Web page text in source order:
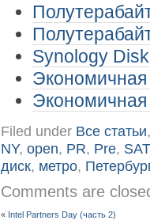
Synology
Экономичная
Экономичная
Filed under Все статьи
NY,open, PR, Pre,
диск, метро,
Comments are
« Intel Partners Day (часть 2)